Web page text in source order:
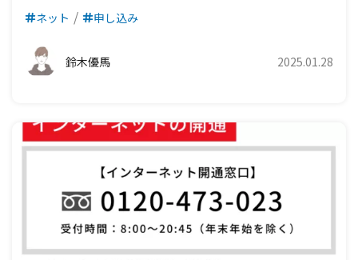
ネット 申し込み
鈴木優馬 2025.01.28